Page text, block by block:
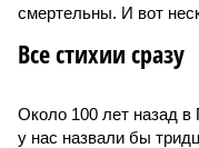
смертельны. И вот
Все стихии сразу
Около 100 лет назад в
у нас назвали бы